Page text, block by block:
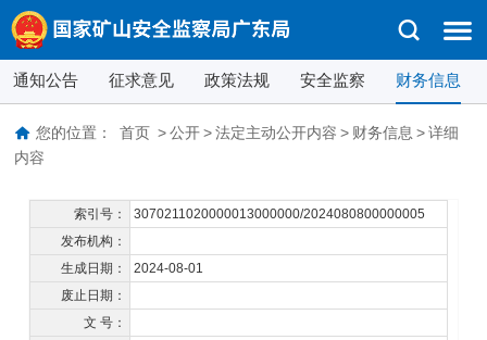
通知公告 征求意见 政策法规 安全监察 财务信息
您的位置： 首页 > 公开 > 法定主动公开内容 > 财务信息 > 详细
内容
索引号：
3070211020000013000000/2024080800000005
发布机构：
生成日期：
2024-08-01
废止日期：
文 号：